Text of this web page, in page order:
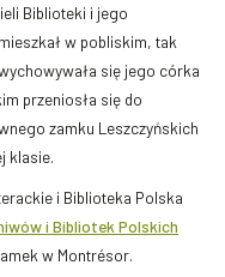
Biblioteki i jego
w pobliskim, tak
się jego córka
przeniosła się do
zamku Leszczyńskich
klasie.
i Biblioteka Polska
i Bibliotek Polskich
w Montrésor.